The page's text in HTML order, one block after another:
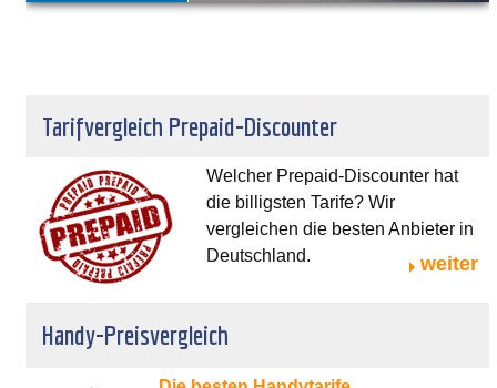
Tarifvergleich Prepaid-Discounter
Welcher Prepaid-Discounter hat
die billigsten Tarife? Wir
vergleichen die besten Anbieter in
Deutschland.
weiter
Handy-Preisvergleich